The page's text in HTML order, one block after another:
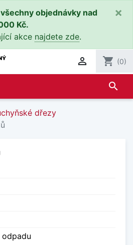
objednávky nad
Kč.
akce najdete zde.
×
 shopping_cart (0)
search
dřezy